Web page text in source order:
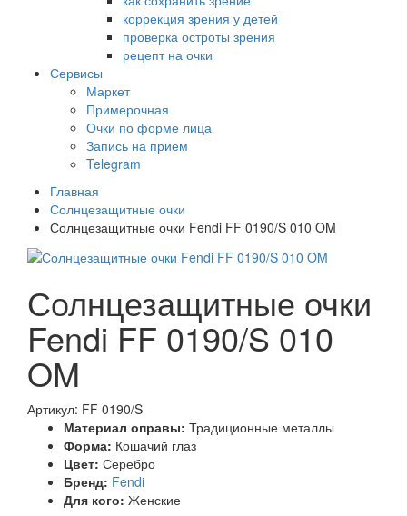
коррекция зрения у детей
проверка остроты зрения
рецепт на очки
Сервисы
Маркет
Примерочная
Очки по форме лица
Запись на прием
Telegram
Главная
Солнцезащитные очки
Солнцезащитные очки Fendi FF 0190/S 010 OM
Солнцезащитные очки
Fendi FF 0190/S 010
OM
Артикул: FF 0190/S
Материал оправы: Традиционные металлы
Форма: Кошачий глаз
Цвет: Серебро
Бренд: Fendi
Для кого: Женские